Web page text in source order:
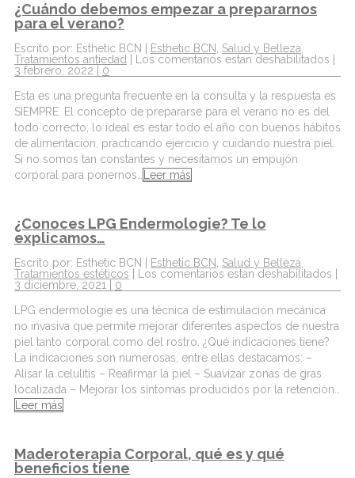
¿Cuándo debemos empezar a prepararnos
para el verano?
Escrito por: Esthetic BCN | Esthetic BCN, Salud y Belleza,
Tratamientos antiedad
Los comentarios estan deshabilitados
3 febrero, 2022 | 0
Esta es una pregunta frecuente en la consulta y la respuesta es
SIEMPRE. El concepto de prepararse para el verano no es del
todo correcto, lo ideal es estar todo el año con buenos hábitos
de alimentación, practicando ejercicio y cuidando nuestra piel.
Si no somos tan constantes y necesitamos un empujón
corporal para ponernos… Leer más
¿Conoces LPG Endermologie? Te lo
explicamos…
Escrito por: Esthetic BCN | Esthetic BCN, Salud y Belleza,
Tratamientos estéticos
Los comentarios estan deshabilitados
3 diciembre, 2021 | 0
LPG endermologie es una técnica de estimulación mecánica
no invasiva que permite mejorar diferentes aspectos de nuestra
piel tanto corporal como del rostro. ¿Qué indicaciones tiene?
La indicaciones son numerosas, entre ellas destacamos: –
Alisar la celulitis – Reafirmar la piel – Suavizar zonas de gras
localizada – Mejorar los síntomas producidos por la retención…
Leer más
Maderoterapia Corporal, qué es y qué
beneficios tiene